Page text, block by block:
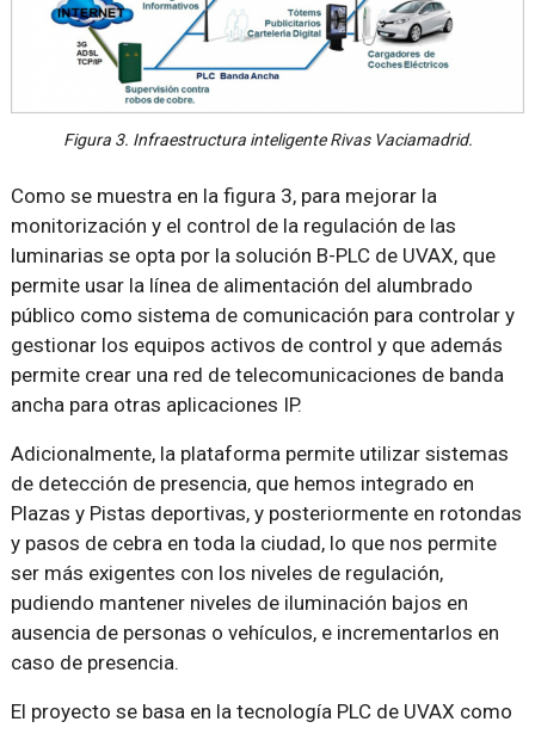
Figura 3. Infraestructura inteligente Rivas Vaciamadrid.
Como se muestra en la figura 3, para mejorar la
monitorización y el control de la regulación de las
luminarias se opta por la solución B-PLC de UVAX, que
permite usar la línea de alimentación del alumbrado
público como sistema de comunicación para controlar y
gestionar los equipos activos de control y que además
permite crear una red de telecomunicaciones de banda
ancha para otras aplicaciones IP.
Adicionalmente, la plataforma permite utilizar sistemas
de detección de presencia, que hemos integrado en
Plazas y Pistas deportivas, y posteriormente en rotondas
y pasos de cebra en toda la ciudad, lo que nos permite
ser más exigentes con los niveles de regulación,
pudiendo mantener niveles de iluminación bajos en
ausencia de personas o vehículos, e incrementarlos en
caso de presencia.
El proyecto se basa en la tecnología PLC de UVAX como